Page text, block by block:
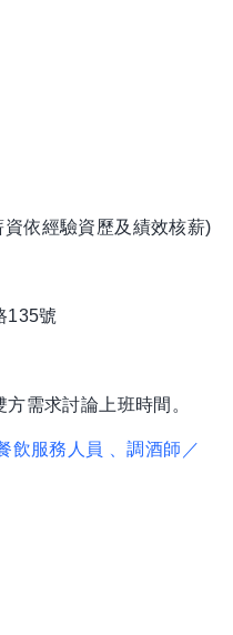
資依經驗資歷及績效核薪)
135號
需求討論上班時間。
飲服務人員
、調酒師／